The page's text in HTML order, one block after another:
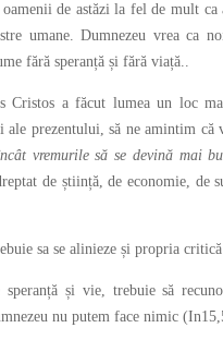
de astăzi la fel de mult
umane. Dumnezeu vrea ca
fără speranță și fără viață..
Cristos a făcut lumea un loc
ale prezentului, să ne amintim că
vremurile să se devină mai
de știință, de economie, de
sa se alinieze și propria
și vie, trebuie să
nu putem face nimic